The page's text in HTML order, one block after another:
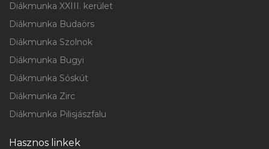
Diákmunka XXIII. kerület
Diákmunka Budaörs
Diákmunka Szolnok
Diákmunka Bugyi
Diákmunka Sóskút
Diákmunka Zirc
Diákmunka Pilisjászfalu
Hasznos linkek